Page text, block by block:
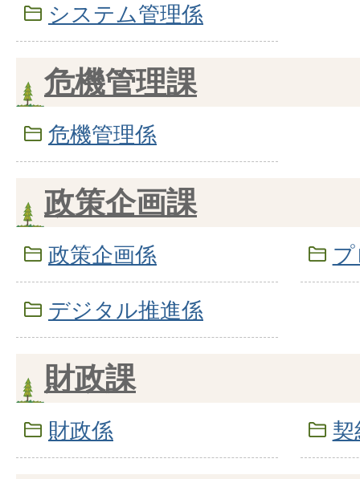
システム管理係
危機管理課
危機管理係
政策企画課
政策企画係
デジタル推進係
財政課
財政係 契